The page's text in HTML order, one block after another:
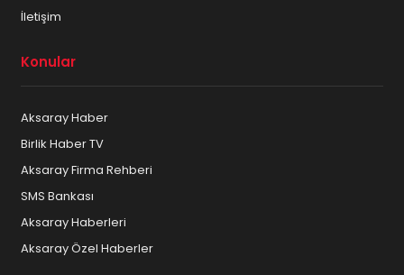
İletişim
Konular
Aksaray Haber
Birlik Haber TV
Aksaray Firma Rehberi
SMS Bankası
Aksaray Haberleri
Aksaray Özel Haberler